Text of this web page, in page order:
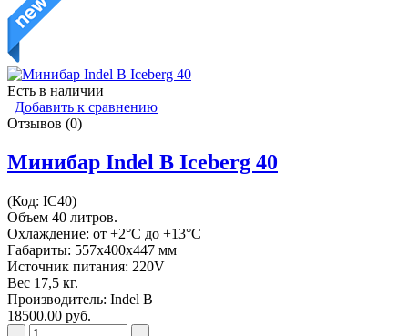
Есть в наличии
Добавить к сравнению
Отзывов (0)
Минибар Indel B Iceberg 40
(Код: IC40)
Объем 40 литров.
Охлаждение: от +2°C до +13°C
Габариты: 557х400х447 мм
Источник питания: 220V
Вес 17,5 кг.
Производитель: Indel B
18500.00 руб.